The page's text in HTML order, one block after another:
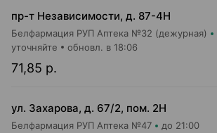
пр-т Независимости, д. 87-4Н
Белфармация РУП Аптека №32 (дежурная)
71,85 р.
уточняйте обновл. в 18:06
ул. Захарова, д. 67/2, пом. 2Н
Белфармация РУП Аптека №47 до 21:00